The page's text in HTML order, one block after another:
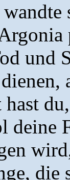
und
hast
deine
die